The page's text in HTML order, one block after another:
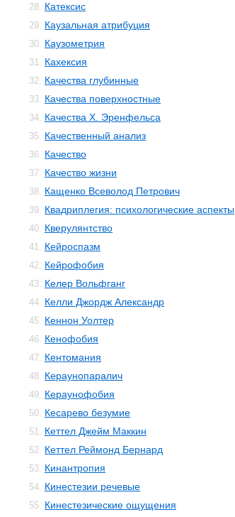
28. Катексис
29. Каузальная атрибуция
30. Каузометрия
31. Кахексия
32. Качества глубинные
33. Качества поверхностные
34. Качества Х. Эренфельса
35. Качественный анализ
36. Качество
37. Качество жизни
38. Кащенко Всеволод Петрович
39. Квадриплегия: психологические аспекты
40. Кверулянтство
41. Кейроспазм
42. Кейрофобия
43. Келер Вольфганг
44. Келли Джордж Александр
45. Кеннон Уолтер
46. Кенофобия
47. Кентомания
48. Кераунопаралич
49. Кераунофобия
50. Кесарево безумие
51. Кеттел Джейм Маккин
52. Кеттел Реймонд Бернард
53. Кинантропия
54. Кинестезии речевые
55. Кинестезические ощущения